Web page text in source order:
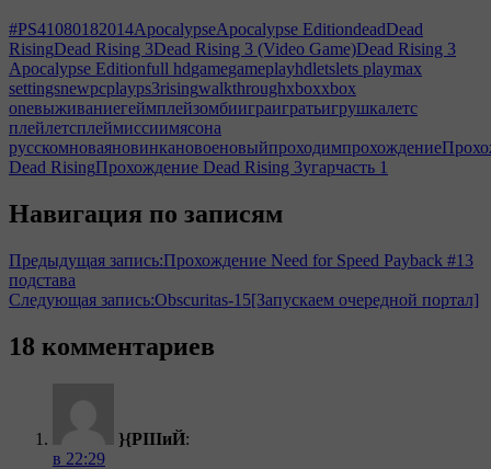
#PS41080182014ApocalypseApocalypse EditiondeadDead
RisingDead Rising 3Dead Rising 3 (Video Game)Dead Rising 3
Apocalypse Editionfull hdgamegameplayhdletslets playmax
settingsnewpcplayps3risingwalkthroughxboxxbox
oneвыживаниегеймплейзомбииграигратьигрушкалетс
плейлетсплеймиссиимясона
русскомноваяновинкановоеновыйпроходимпрохождение
Dead RisingПрохождение Dead Rising 3угарчасть 1
Навигация по записям
Предыдущая запись:Прохождение Need for Speed Payback #13
подстава
Следующая запись:Obscuritas-15[Запускаем очередной портал]
18 комментариев
}{РIIIиЙ:
в 22:29